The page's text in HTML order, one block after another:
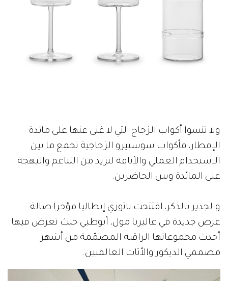
ولا تنسوا أكواب الزجاج التي لا غنى عنها على مائدة
الإفطار، فأكواب سوسبيرو الزجاجية تجمع ما بين
الاستخدام العملي والأناقة لتزيد من التناغم والبهجة
على المائدة وبين الحاضرين.
والجدير بالذكر، افتتحت ناتوزي إيطاليا مؤخرا صالة
عرض جديدة في غاليريا مول، أبوظبي حيث تعرض فيها
أحدث مجموعاتها الراقية المصمّمة من أشهر
مصممي الديكور والأثاث العالميين.